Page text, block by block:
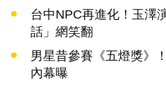
台中NPC再進化！玉澤
話」網笑翻
男星昔參賽《五燈獎》
內幕曝